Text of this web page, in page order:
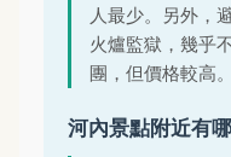
人最少。另外，
火爐監獄，幾乎
團，但價格較高。
河內景點附近有